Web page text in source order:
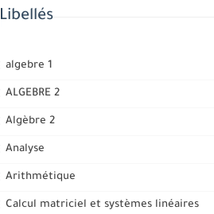
Libellés
algebre 1
ALGEBRE 2
Algèbre 2
Analyse
Arithmétique
Calcul matriciel et systèmes linéaires